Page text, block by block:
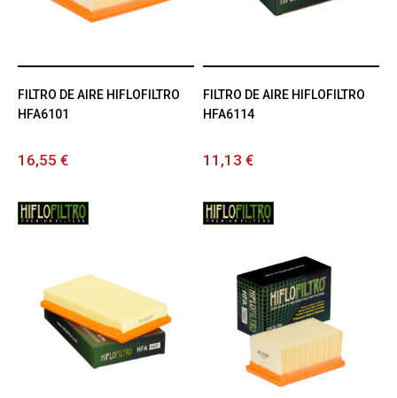
FILTRO DE AIRE HIFLOFILTRO
HFA6101
16,55 €
FILTRO DE AIRE HIFLOFILTRO
HFA6114
11,13 €